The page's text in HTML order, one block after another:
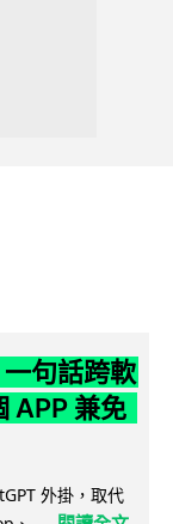
句話跨軟
APP 兼免
外掛，取代